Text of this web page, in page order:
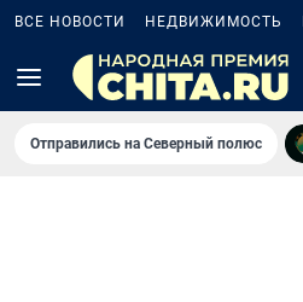
ВСЕ НОВОСТИ НЕДВИЖИМОСТЬ
Отправились на Северный полюс